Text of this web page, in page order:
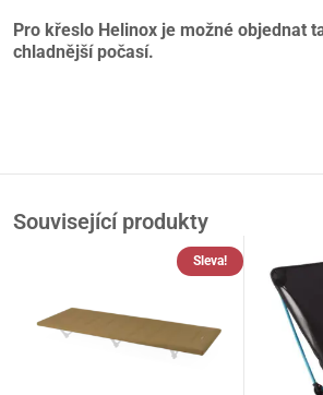
Pro křeslo Helinox je možné objednat
chladnější počasí.
Související produkty
Sleva!